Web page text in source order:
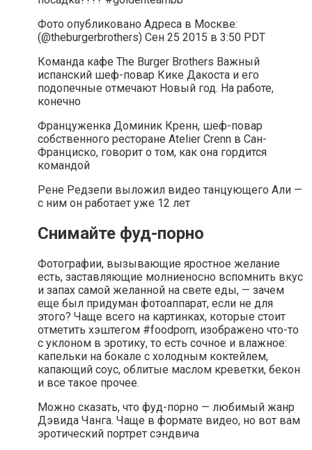
Фото опубликовано Адреса в Москве:
(@theburgerbrothers) Сен 25 2015 в 3:50 PDT
Команда кафе The Burger Brothers Важный
испанский шеф-повар Кике Дакоста и его
подопечные отмечают Новый год. На работе,
конечно
Француженка Доминик Кренн, шеф-повар
собственного ресторане Atelier Crenn в Сан-
Франциско, говорит о том, как она гордится
командой
Рене Редзепи выложил видео танцующего Али —
с ним он работает уже 12 лет
Снимайте фуд-порно
Фотографии, вызывающие яростное желание
есть, заставляющие молниеносно вспомнить вкус
и запах самой желанной на свете еды, — зачем
еще был придуман фотоаппарат, если не для
этого? Чаще всего на картинках, которые стоит
отметить хэштегом #foodporn, изображено что-то
с уклоном в эротику, то есть сочное и влажное:
капельки на бокале с холодным коктейлем,
капающий соус, облитые маслом креветки, бекон
и все такое прочее.
Можно сказать, что фуд-порно — любимый жанр
Дэвида Чанга. Чаще в формате видео, но вот вам
эротический портрет сэндвича